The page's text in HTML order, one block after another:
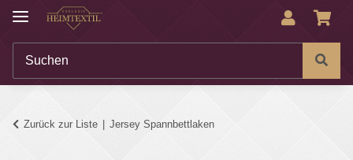
Zurück zur Liste Jersey Spannbettlaken